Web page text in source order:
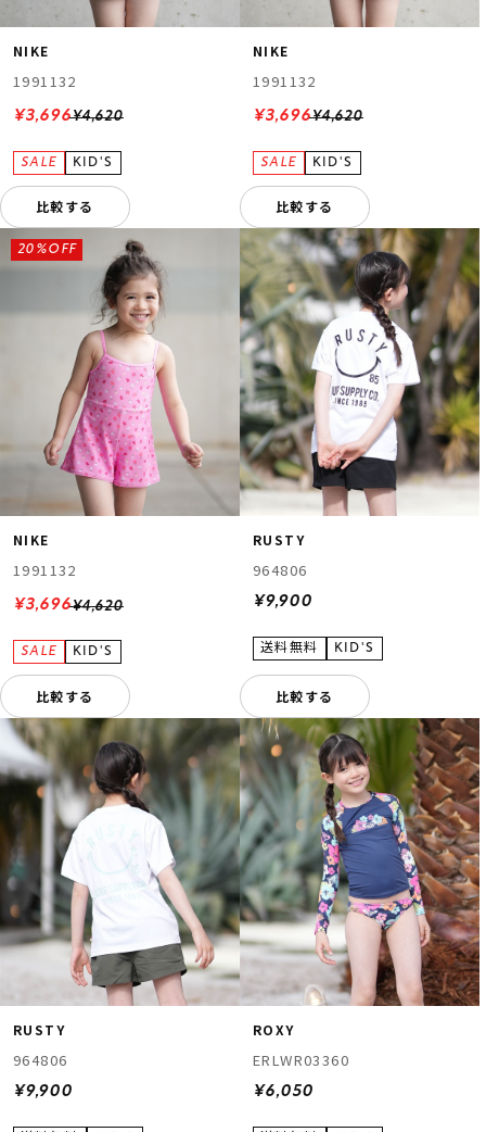
NIKE
1991132
¥4,620
¥3,696
比較する
NIKE
1991132
¥4,620
¥3,696
比較する
NIKE
1991132
¥4,620
20%OFF
¥3,696
比較する
RUSTY
964806
¥9,900
比較する
RUSTY
964806
¥9,900
ROXY
ERLWR03360
¥6,050